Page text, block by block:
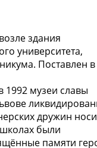
здания
университета,
Поставлен в
1992 музеи славы
дружин
были
памяти